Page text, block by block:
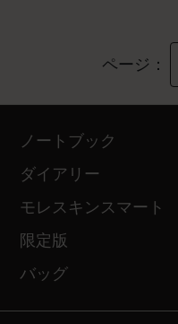
ページ：
ノートブック
ダイアリー
モレスキンスマート
限定版
バッグ